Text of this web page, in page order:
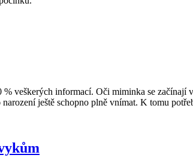
veškerých informací. Oči miminka se
ještě schopno plně vnímat. K tomu